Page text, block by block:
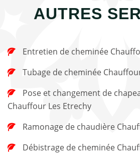
AUTRES
Entretien de cheminée
Tubage de cheminée
Chauffour Les Etrechy
Ramonage de chaudière
Débistrage de cheminée